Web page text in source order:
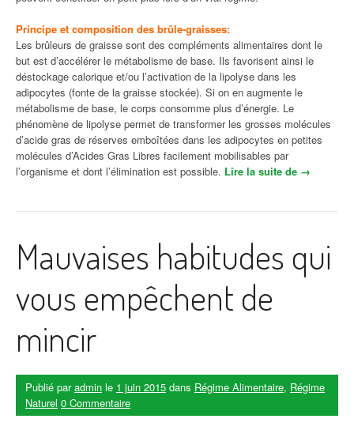
Principe et composition des brûle-graisses:
Les brûleurs de graisse sont des compléments alimentaires dont le
but est d’accélérer le métabolisme de base. Ils favorisent ainsi le
déstockage calorique et/ou l’activation de la lipolyse dans les
adipocytes (fonte de la graisse stockée). Si on en augmente le
métabolisme de base, le corps consomme plus d’énergie. Le
phénomène de lipolyse permet de transformer les grosses molécules
d’acide gras de réserves emboîtées dans les adipocytes en petites
molécules d’Acides Gras Libres facilement mobilisables par
l’organisme et dont l’élimination est possible. Lire la suite de « Les
maigrir
rapide »
→
Mauvaises habitudes qui
vous empêchent de
mincir
Publié paradmin le 1 juin 2015 dans Régime Alimentaire, Régime
Naturel 0 Commentaire